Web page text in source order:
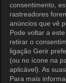
consentimento,
rastreadores
anúncios que vê
Pode voltar a
retirar o
ligação Gerir
(ou no ícone na
aplicável). As
Para mais